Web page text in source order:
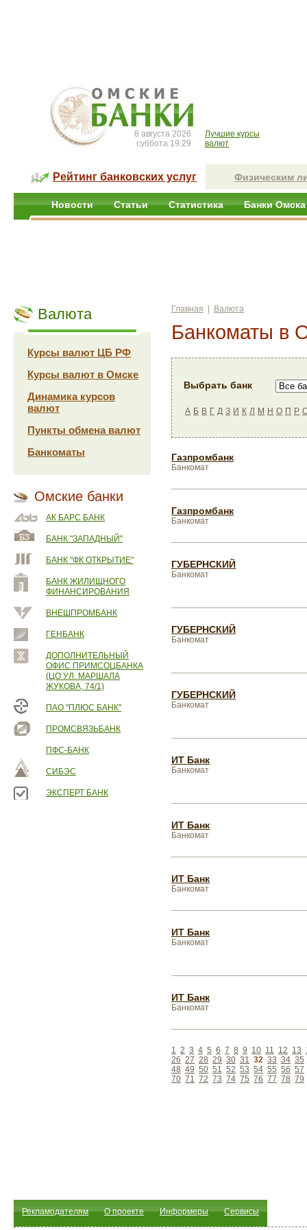
8 августа 2026
суббота 19:29
Лучшие курсы
валют
Рейтинг банковских услуг Физическим
Новости Статьи Статистика Банки Омска
Валюта
Курсы валют ЦБ РФ
Курсы валют в Омске
Динамика курсов
валют
Пункты обмена валют
Банкоматы
Омские банки
АК БАРС БАНК
БАНК "ЗАПАДНЫЙ"
БАНК "ФК ОТКРЫТИЕ"
БАНК ЖИЛИЩНОГО
ФИНАНСИРОВАНИЯ
ВНЕШПРОМБАНК
ГЕНБАНК
ДОПОЛНИТЕЛЬНЫЙ
ОФИС ПРИМСОЦБАНКА
(ЦО УЛ. МАРШАЛА
ЖУКОВА, 74/1)
ПАО "ПЛЮС БАНК"
ПРОМСВЯЗЬБАНК
ПФС-БАНК
СИБЭС
ЭКСПЕРТ БАНК
Главная Валюта
Банкоматы в
Выбрать банк
А Б В Г Д З И К Л М Н О П Р
Газпромбанк
Банкомат
Газпромбанк
Банкомат
ГУБЕРНСКИЙ
Банкомат
ГУБЕРНСКИЙ
Банкомат
ГУБЕРНСКИЙ
Банкомат
ИТ Банк
Банкомат
ИТ Банк
Банкомат
ИТ Банк
Банкомат
ИТ Банк
Банкомат
ИТ Банк
Банкомат
1 2 3 4 5 6 7 8 9 10 11 12 13
26 27 28 29 30 31 32 33 34 35
48 49 50 51 52 53 54 55 56 57
70 71 72 73 74 75 76 77 78 79
Рекламодателям О проекте Информеры Сервисы